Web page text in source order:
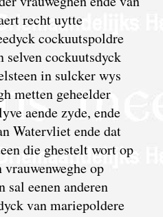
recht uytte
cockuutspoldre
selven cockuutsdyck
in sulcker wys
metten geheelder
aende zyde, ende
Watervliet ende dat
die ghestelt wort op
op
sal eenen anderen
van mariepoldere